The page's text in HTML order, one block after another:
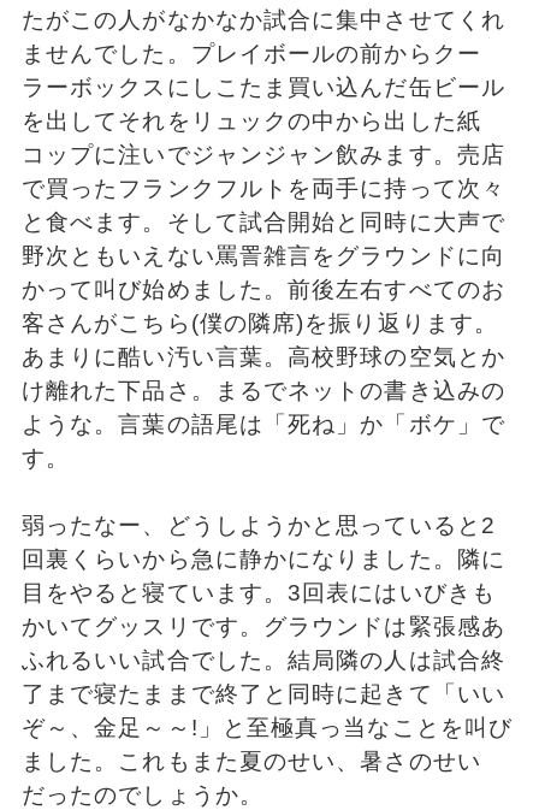
たがこの人がなかなか試合に集中させてくれ
ませんでした。プレイボールの前からクー
ラーボックスにしこたま買い込んだ缶ビール
を出してそれをリュックの中から出した紙
コップに注いでジャンジャン飲みます。売店
で買ったフランクフルトを両手に持って次々
と食べます。そして試合開始と同時に大声で
野次ともいえない罵詈雑言をグラウンドに向
かって叫び始めました。前後左右すべてのお
客さんがこちら(僕の隣席)を振り返ります。
あまりに酷い汚い言葉。高校野球の空気とか
け離れた下品さ。まるでネットの書き込みの
ような。言葉の語尾は「死ね」か「ボケ」で
す。
弱ったなー、どうしようかと思っていると2
回裏くらいから急に静かになりました。隣に
目をやると寝ています。3回表にはいびきも
かいてグッスリです。グラウンドは緊張感あ
ふれるいい試合でした。結局隣の人は試合終
了まで寝たままで終了と同時に起きて「いい
ぞ～、金足～～!」と至極真っ当なことを叫び
ました。これもまた夏のせい、暑さのせい
だったのでしょうか。